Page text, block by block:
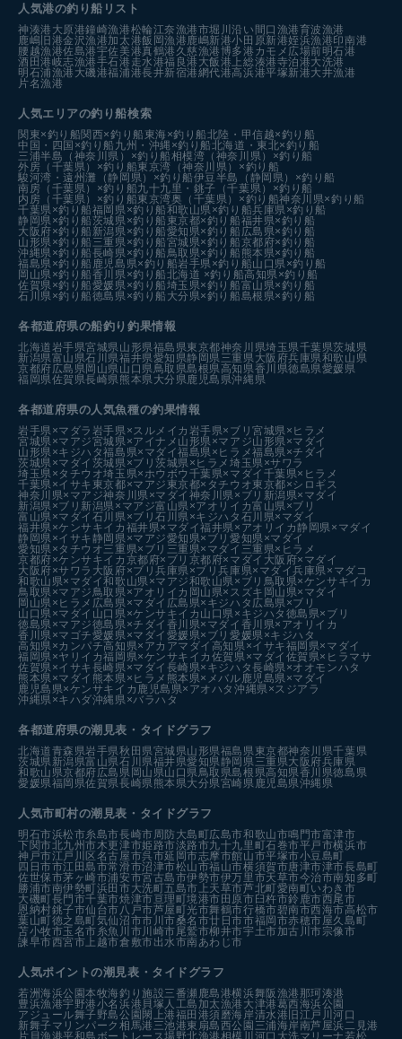
人気港の釣り船リスト
神湊港 大原港鐘崎漁港松輪江奈漁港市堀川沿い 間口漁港育波漁港
鹿嶋旧港金沢漁港加太港飯岡漁港 鹿嶋新港小田原新港姪浜漁港印南港
腰越漁港佐島港宇佐美港真鶴港 久慈漁港博多港カモメ広場前明石港
酒田港岐志漁港手石港 走水港福良港 大飯港 上総湊港寺泊港大洗港
明石浦漁港 大磯港福浦港長井新宿港網代港高浜港平塚新港大井漁港
片名漁港
人気エリアの釣り船検索
関東×釣り船関西×釣り船 東海×釣り船北陸・甲信越×釣り船
中国・四国×釣り船 九州・沖縄×釣り船北海道・東北×釣り船
三浦半島（神奈川県）×釣り船相模湾（神奈川県）×釣り船
外房（千葉県）×釣り船東京湾（神奈川県）×釣り船
駿河湾・遠州灘（静岡県）×釣り船伊豆半島（静岡県）×釣り船
南房（千葉県）×釣り船九十九里・銚子（千葉県）×釣り船
内房（千葉県）×釣り船東京湾奥（千葉県）×釣り船神奈川県×釣り船
千葉県×釣り船福岡県×釣り船和歌山県×釣り船兵庫県×釣り船
静岡県×釣り船茨城県×釣り船 東京都×釣り船福井県×釣り船
大阪府×釣り船 新潟県×釣り船愛知県×釣り船 広島県×釣り船
山形県×釣り船 三重県×釣り船宮城県×釣り船京都府×釣り船
沖縄県×釣り船長崎県×釣り船 鳥取県×釣り船 熊本県×釣り船
福島県×釣り船 鹿児島県×釣り船岩手県×釣り船山口県×釣り船
岡山県×釣り船香川県×釣り船北海道 ×釣り船高知県×釣り船
佐賀県×釣り船愛媛県×釣り船埼玉県×釣り船富山県×釣り船
石川県×釣り船徳島県×釣り船 大分県×釣り船島根県×釣り船
各都道府県の船釣り釣果情報
北海道 岩手県宮城県 山形県福島県東京都神奈川県埼玉県千葉県茨城県
新潟県富山県石川県福井県愛知県静岡県 三重県 大阪府兵庫県和歌山県
京都府広島県岡山県 山口県 鳥取県島根県高知県香川県徳島県愛媛県
福岡県佐賀県長崎県 熊本県 大分県 鹿児島県沖縄県
各都道府県の人気魚種の釣果情報
岩手県×マダラ 岩手県×スルメイカ 岩手県×ブリ宮城県×ヒラメ
宮城県×マアジ宮城県×アイナメ 山形県×マアジ山形県×マダイ
山形県×キジハタ福島県×マダイ福島県×ヒラメ福島県×チダイ
茨城県×マダイ 茨城県×ブリ茨城県×ヒラメ埼玉県×サワラ
埼玉県×タチウオ埼玉県×ホウボウ 千葉県×マダイ 千葉県×ヒラメ
千葉県×イサキ 東京都×マアジ 東京都×タチウオ東京都×シロギス
神奈川県×マアジ神奈川県×マダイ 神奈川県×ブリ 新潟県×マダイ
新潟県×ブリ 新潟県×マアジ富山県×アオリイカ富山県×ブリ
富山県×マダイ 石川県×ブリ石川県×キジハタ 石川県×マダイ
福井県×ケンサキイカ 福井県×マダイ福井県×アオリイカ静岡県×マダイ
静岡県×イサキ静岡県×マアジ愛知県×ブリ愛知県×マダイ
愛知県×タチウオ三重県×ブリ 三重県×マダイ 三重県×ヒラメ
京都府×ケンサキイカ 京都府×ブリ 京都府×マダイ 大阪府×マダイ
大阪府×サワラ 大阪府×ブリ兵庫県×ブリ兵庫県×マダイ兵庫県×マダコ
和歌山県×マダイ和歌山県×マアジ和歌山県×ブリ 鳥取県×ケンサキイカ
鳥取県×マアジ 鳥取県×アオリイカ 岡山県×スズキ 岡山県×マダイ
岡山県×ヒラメ 広島県×マダイ 広島県×キジハタ 広島県×ブリ
山口県×マダイ 山口県×ケンサキイカ 山口県×キジハタ 徳島県×ブリ
徳島県×マアジ徳島県×チダイ 香川県×マダイ 香川県×アオリイカ
香川県×マゴチ愛媛県×マダイ 愛媛県×ブリ愛媛県×キジハタ
高知県×カンパチ高知県×アカアマダイ 高知県×イサキ福岡県×マダイ
福岡県×ヤリイカ福岡県×ケンサキイカ 佐賀県×マダイ 佐賀県×ヒラマサ
佐賀県×イサキ長崎県×マダイ 長崎県×キジハタ長崎県×オオモンハタ
熊本県×マダイ 熊本県×ヒラメ 熊本県×メバル 鹿児島県×マダイ
鹿児島県×ケンサキイカ 鹿児島県×アオハタ沖縄県×スジアラ
沖縄県×キハダ沖縄県×バラハタ
各都道府県の潮見表 ・タイドグラフ
北海道青森県岩手県秋田県宮城県山形県福島県 東京都神奈川県千葉県
茨城県 新潟県富山県石川県福井県愛知県静岡県 三重県大阪府兵庫県
和歌山県京都府広島県 岡山県山口県 鳥取県島根県高知県香川県徳島県
愛媛県福岡県佐賀県長崎県 熊本県大分県宮崎県 鹿児島県沖縄県
人気市町村の潮見表・タイドグラフ
明石市浜松市糸島市長崎市 周防大島町広島市和歌山市鳴門市富津市
下関市北九州市木更津市姫路市淡路市九十九里町石巻市平戸市横浜市
神戸市江戸川区名古屋市呉市延岡市志摩市館山市平塚市小豆島町
四日市市江田島市常滑市沼津市松山市福山市横須賀市唐津市津市長島町
佐世保市茅ヶ崎市浦安市宮古島市伊勢市伊万里市天草市今治市南知多町
勝浦市南伊勢町浜田市大洗町五島市 上天草市芦北町愛南町いわき市
大磯町長門市千葉市焼津市亘理町境港市田原市臼杵市鈴鹿市西尾市
恩納村銚子市仙台市 八戸市芦屋町光市舞鶴市行橋市碧南市西海市高松市
葉山町徳之島町気仙沼市市川市桑名市廿日市市福岡市赤穂市屋久島町
苫小牧市玉名市糸魚川市 川崎市尾鷲市柳井市宇土市加古川市宗像市
諫早市西宮市 上越市倉敷市出水市南あわじ市
人気ポイントの潮見表・タイドグラフ
若洲海浜公園本牧海釣り施設三番瀬 鹿島港横浜舞阪漁港 那珂湊港
豊浜漁港宇野港小名浜港 貝塚人工島 加太漁港 大津港葛西海浜公園
アジュール舞子野島公園閖上港福田港須磨海岸清水港 旧江戸川河口
新舞子マリンパーク 相馬港 三池港東扇島西公園 三浦海岸南芦屋浜 二見港
片貝漁港平和島ボートレース場野北漁港相模川河口 大洗マリーナ 若松